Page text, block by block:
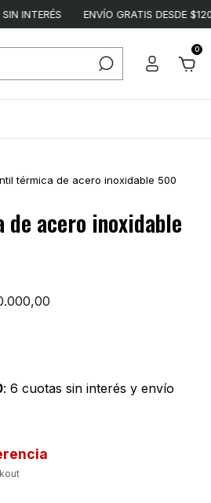
0
ENVÍO GRATIS DESDE $120.000 2
térmica de acero inoxidable 500
acero inoxidable
: 6 cuotas sin interés y envío